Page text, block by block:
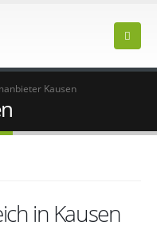
Kausen
in Kausen